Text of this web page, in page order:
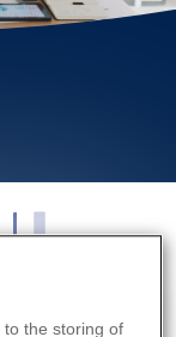
to the storing of